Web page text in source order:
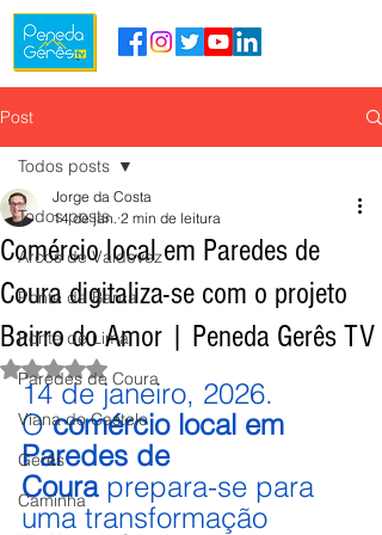
Post
Todos posts
Arcos de Valdevez
Ponte da Barca
Ponte de Lima
Paredes de Coura
Viana do Castelo
Gerês
Caminha
Todos posts
Comércio local em Paredes de
Coura digitaliza-se com o projeto
Bairro do Amor | Peneda Gerês TV
Jorge da Costa
14 de jan. 2 min de leitura
Avaliado com NaN de 5 estrelas.
14 de janeiro, 2026.
O comércio local em
Paredes de
Coura prepara-se para
uma transformação